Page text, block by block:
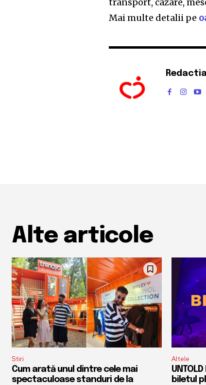
Mai multe detalii pe
Alte articole
Stiri
Cum arată unul dintre cele mai
spectaculoase standuri de la
Altele
biletul